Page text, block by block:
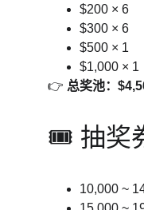
$200 × 6
$300 × 6
$500 × 1
$1,000 × 1
👉 总奖池：
🎟️ 抽奖
10,000 ~